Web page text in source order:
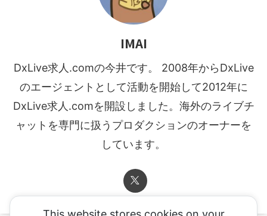
IMAI
DxLive求人.comの今井です。 2008年からDxLive
のエージェントとして活動を開始して2012年に
DxLive求人.comを開設しました。海外のライブチ
ャットを専門に扱うプロダクションのオーナーを
しています。